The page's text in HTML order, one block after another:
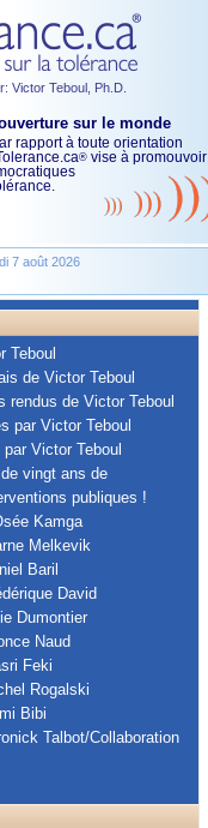
Victor Teboul, Ph.D.
sur le monde
rapport à toute orientation
® vise à promouvoir
7 août 2026
Teboul
de Victor Teboul
rendus de Victor Teboul
par Victor Teboul
Victor Teboul
vingt ans de
publiques !
Kamga
Melkevik
Baril
David
Dumontier
Naud
Feki
Rogalski
Bibi
Talbot/Collaboration